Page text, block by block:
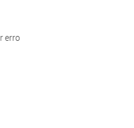
erro